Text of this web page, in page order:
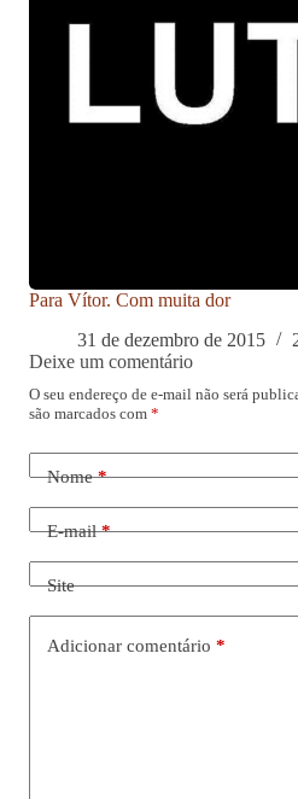
Para Vítor. Com muita dor
31 de dezembro de 2015
Deixe um comentário
O seu endereço de e-mail não será
são marcados com *
Nome*
E-mail*
Site
Adicionar comentário *